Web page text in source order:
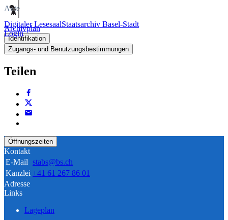
Digitaler LesesaalStaatsarchiv Basel-Stadt
Login
Akte
Archivplan
Identifikation
Zugangs- und Benutzungsbestimmungen
Teilen
Öffnungszeiten
Kontakt
E-Mail stabs@bs.ch
Kanzlei +41 61 267 86 01
Adresse
Links
Lageplan